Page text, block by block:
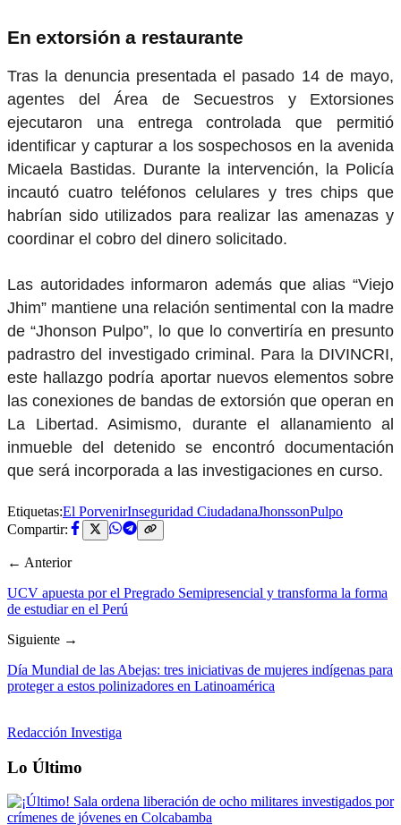
En extorsión a restaurante
Tras la denuncia presentada el pasado 14 de mayo,
agentes del Área de Secuestros y Extorsiones
ejecutaron una entrega controlada que permitió
identificar y capturar a los sospechosos en la avenida
Micaela Bastidas. Durante la intervención, la Policía
incautó cuatro teléfonos celulares y tres chips que
habrían sido utilizados para realizar las amenazas y
coordinar el cobro del dinero solicitado.
Las autoridades informaron además que alias “Viejo
Jhim” mantiene una relación sentimental con la madre
de “Jhonson Pulpo”, lo que lo convertiría en presunto
padrastro del investigado criminal. Para la DIVINCRI,
este hallazgo podría aportar nuevos elementos sobre
las conexiones de bandas de extorsión que operan en
La Libertad. Asimismo, durante el allanamiento al
inmueble del detenido se encontró documentación
que será incorporada a las investigaciones en curso.
Etiquetas:El PorvenirInseguridad CiudadanaJhonssonPulpo
Compartir:
← Anterior
UCV apuesta por el Pregrado Semipresencial y transforma la forma
de estudiar en el Perú
Siguiente →
Día Mundial de las Abejas: tres iniciativas de mujeres indígenas para
proteger a estos polinizadores en Latinoamérica
Redacción Investiga
Lo Último